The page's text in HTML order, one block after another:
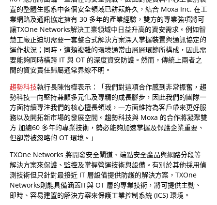
置的整體生態系中各個安全領域已耕耘許久，結合 Moxa Inc. 在工
業網路及通訊協定擁有 30 多年的產業經驗，雙方的專業強項將可
讓TXOne Networks解決工業領域中日益升高的資安需求。例如智
慧工廠正迫切需要一套整合式解決方案深入掌握裝置與通訊協定的
運作狀況；同時，這類複雜的環境通常由層層環節所構成，因此需
要能夠同時橫跨 IT 與 OT 的深度資安防護。然而，傳統上兩者之
間的資安責任歸屬通常界線不明。
趨勢科技執行長陳怡樺表示：「我們對這項合作感到非常振奮，趨
勢科技一向堅持兼顧多元化及專精的成長腳步，因此我們的團隊一
方面持續專注我們的核心擅長領域，一方面維持為客戶帶來更好服
務以及開拓新市場的發展空間。趨勢科技與 Moxa 的合作將凝聚雙
方 加總60 多年的專業技術，勢必能夠加速掌握及保護企業重要、
但卻常被忽略的 OT 環境。」
TXOne Networks 將開發安全閘道、端點安全產品與網路分段等
解決方案來保護、監控及掌握營運技術與設備。有別於其他採用偵
測技術但只針對最接近 IT 層設備提供防護的解決方案，TXOne
Networks則能具備涵蓋IT與 OT 層的專業技術，將可提供主動、
即時、容易建置的解決方案來保護工業控制系統 (ICS) 環境。